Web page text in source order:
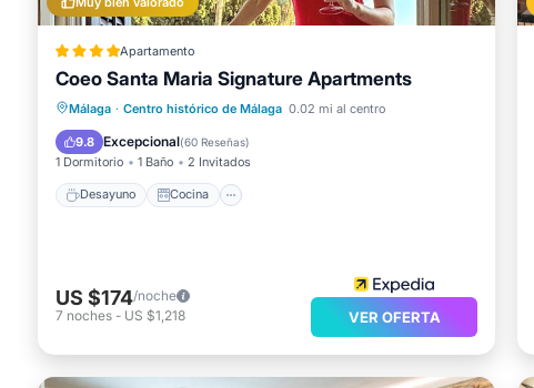
Apartamento
Coeo Santa Maria Signature Apartments
Málaga · Centro histórico de Málaga 0.02 mi al centro
9.8 Excepcional(60 Reseñas)
1 Dormitorio 1 Baño 2 Invitados
Desayuno Cocina
Desayuno
Cocina
Aire acondicionado
US $174/noche
7 noches - US $1,218 VER OFERTA